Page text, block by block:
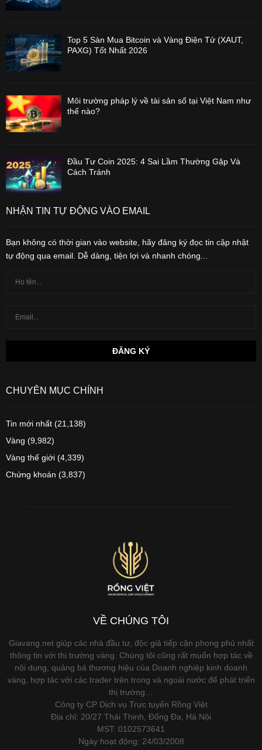
Top 5 Sàn Mua Bitcoin và Vàng Điện Tử (XAUT,
PAXG) Tốt Nhất 2026
Môi trường pháp lý về tài sản số tại Việt Nam như
thế nào?
Đầu Tư Coin 2025: 4 Sai Lầm Thường Gặp Và
Cách Tránh
NHẬN TIN TỰ ĐỘNG VÀO EMAIL
Bạn không có thời gian vào website, hãy đăng ký đọc tin cập nhật
tự động qua email. Dễ dàng, tiện lợi và nhanh chóng...
CHUYÊN MỤC CHÍNH
Tin mới nhất (21,138)
Vàng (9,982)
Vàng thế giới (4,339)
Chứng khoán (3,837)
VỀ CHÚNG TÔI
Giavang.net giúp các nhà đầu tư, độc giả tiếp cận phong phú nhất
thông tin với thị trường vàng. Chúng tôi cũng rất muốn hợp tác về
nội dung, quảng bá thương hiệu của Doanh nghiệp kinh doanh
vàng, hợp tác với các trader trên trong và ngoài nước để phát triển
thị trường…
Công ty CP Dịch vụ Trực tuyến Rồng Việt
Địa chỉ: 20/27 Thái Thịnh, Đống Đa, Hà Nội
MST: 0102573641
Ngày hoạt động: 24/03/2008